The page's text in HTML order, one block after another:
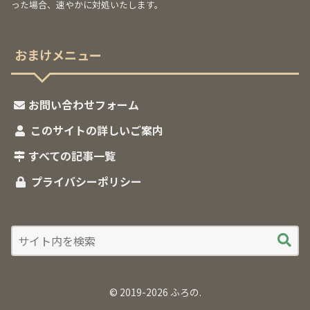
った場合、速やかに対処いたします。
おまけメニュー
お問い合わせフォーム
このサイトの詳しいご案内
すべての記事一覧
プライバシーポリシー
© 2019-2026 ふろの.